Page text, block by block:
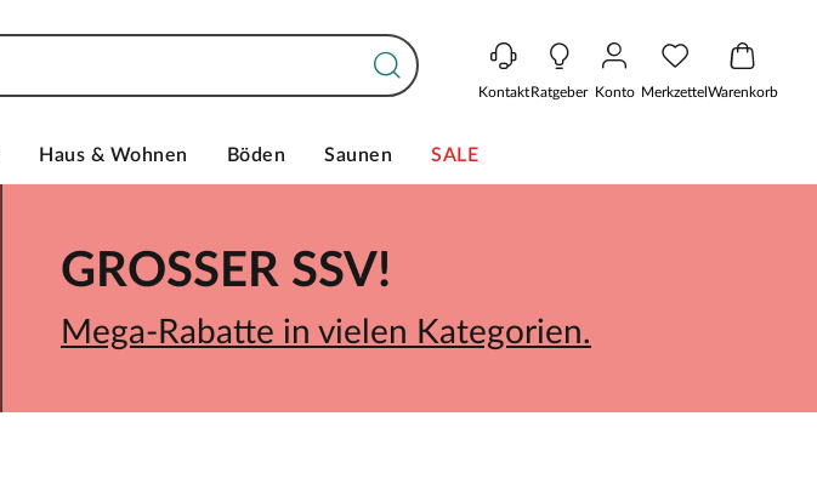
KontaktRatgeber Konto MerkzettelWarenkorb
Haus & Wohnen Böden Saunen SALE
GROSSER SSV!
Mega-Rabatte in vielen Kategorien.